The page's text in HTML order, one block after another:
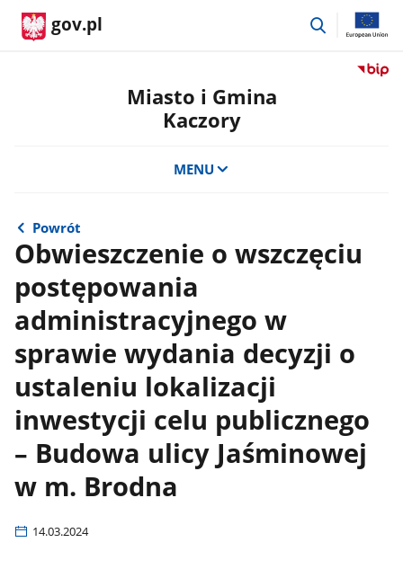
gov.pl
przejdź
Przejdź
Miasto i Gmina
Kaczory
MENU
Powrót
Obwieszczenie o wszczęciu
postępowania
administracyjnego w
sprawie wydania decyzji o
ustaleniu lokalizacji
inwestycji celu publicznego
– Budowa ulicy Jaśminowej
w m. Brodna
14.03.2024